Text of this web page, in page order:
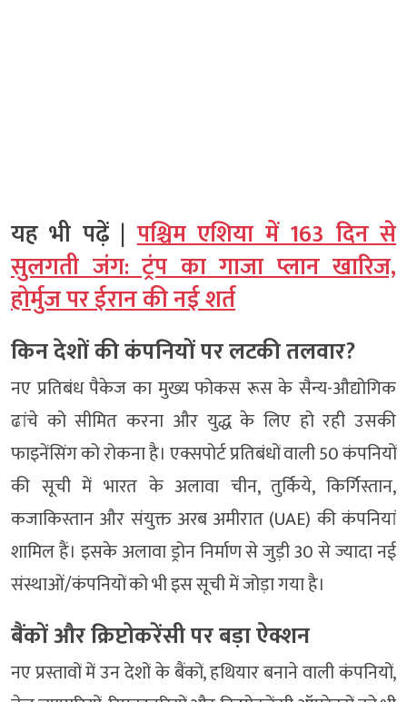
यह भी पढ़ें |पश्चिम एशिया में 163 दिन से
सुलगती जंग: ट्रंप का गाजा प्लान खारिज,
होर्मुज पर ईरान की नई शर्त
किन देशों की कंपनियों पर लटकी तलवार?
नए प्रतिबंध पैकेज का मुख्य फोकस रूस के सैन्य-औद्योगिक
ढांचे को सीमित करना और युद्ध के लिए हो रही उसकी
फाइनेंसिंग को रोकना है। एक्सपोर्ट प्रतिबंधों वाली 50 कंपनियों
की सूची में भारत के अलावा चीन, तुर्किये, किर्गिस्तान,
कजाकिस्तान और संयुक्त अरब अमीरात (UAE) की कंपनियां
शामिल हैं। इसके अलावा ड्रोन निर्माण से जुड़ी 30 से ज्यादा नई
संस्थाओं/कंपनियों को भी इस सूची में जोड़ा गया है।
बैंकों और क्रिप्टोकरेंसी पर बड़ा ऐक्शन
नए प्रस्तावों में उन देशों के बैंकों, हथियार बनाने वाली कंपनियों,